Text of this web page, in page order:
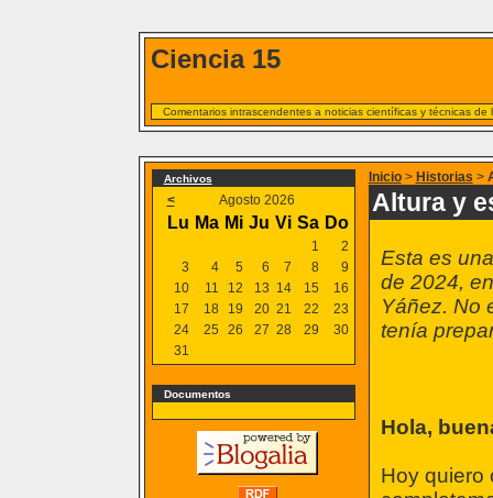
Ciencia 15
Comentarios intrascendentes a noticias científicas y técnicas de
Archivos
< Agosto 2026
Lu Ma Mi Ju Vi Sa Do
1
2
3
4 5 6 7 8
9
10
11 12 13 14 15
16
17
18 19 20 21 22
23
24
25 26 27 28 29
30
31
Documentos
Inicio> Historias >
Altura y
Esta es
de 2024,
Yáñez. No
tenía
Hola,
Hoy quiero